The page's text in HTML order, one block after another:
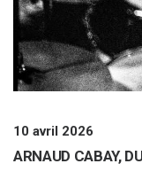
10 avril 2026
ARNAUD CABAY,